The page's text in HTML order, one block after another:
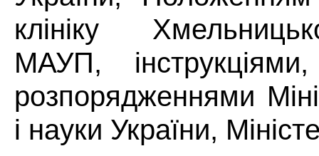
клініку
МАУП,
розпорядженнями
і науки України,